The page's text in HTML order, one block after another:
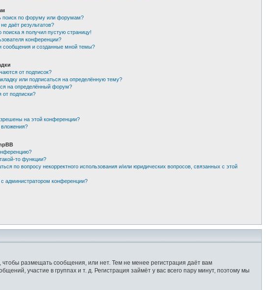
поиск по форуму или форумам?
даёт результатов?
поиска я получил пустую страницу!
конференции?
сообщения и созданные мной темы?
от подписок?
или подписаться на определённую тему?
на определённый форум?
от подписки?
на этой конференции?
то функции?
по вопросу некорректного использования и/или юридических вопросов, связанных с этой
с администратором конференции?
размещать сообщения, или нет. Тем не менее регистрация даёт вам
участие в группах и т. д. Регистрация займёт у вас всего пару минут, поэтому мы